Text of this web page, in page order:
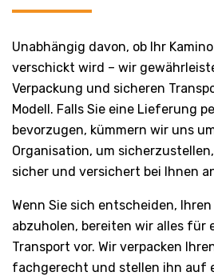
Unabhängig davon, ob Ihr
verschickt wird – wir
Verpackung und sicheren
Modell. Falls Sie eine Lieferung
bevorzugen, kümmern wir uns
Organisation, um
sicher und versichert bei Ihnen
Wenn Sie sich entscheiden,
abzuholen, bereiten wir alles für
Transport vor. Wir verpacken
fachgerecht und stellen ihn auf